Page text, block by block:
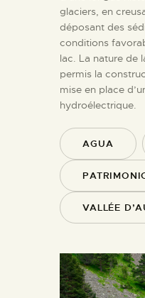
glaciers, en
déposant des
conditions
lac. La nature de
permis la
mise en place
hydroélectrique.
AGUA
VALLÉE